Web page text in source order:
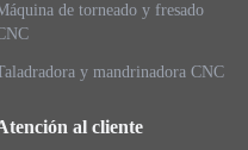
de torneado y fresado
y mandrinadora CNC
al cliente